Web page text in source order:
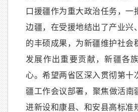
口援疆作为重大政治任务，一
边疆，在受援地结出了产业兴
的丰硕成果，为新疆维护社会
发展作出重要贡献，新疆各
心。希望两省区深入贯彻第十
疆工作会议部署，聚焦做活南
进新设和康县、和安县高标准